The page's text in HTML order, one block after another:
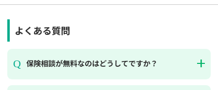
よくある質問
保険相談が無料なのはどうしてですか？